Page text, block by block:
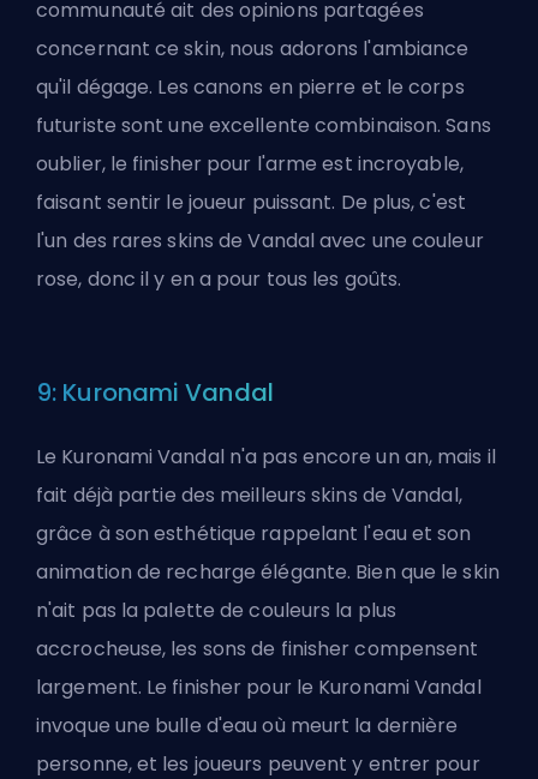
communauté ait des opinions partagées
concernant ce skin, nous adorons l'ambiance
qu'il dégage. Les canons en pierre et le corps
futuriste sont une excellente combinaison. Sans
oublier, le finisher pour l'arme est incroyable,
faisant sentir le joueur puissant. De plus, c'est
l'un des rares skins de Vandal avec une couleur
rose, donc il y en a pour tous les goûts.
9: Kuronami Vandal
Le Kuronami Vandal n'a pas encore un an, mais il
fait déjà partie des meilleurs skins de Vandal,
grâce à son esthétique rappelant l'eau et son
animation de recharge élégante. Bien que le skin
n'ait pas la palette de couleurs la plus
accrocheuse, les sons de finisher compensent
largement. Le finisher pour le Kuronami Vandal
invoque une bulle d'eau où meurt la dernière
personne, et les joueurs peuvent y entrer pour